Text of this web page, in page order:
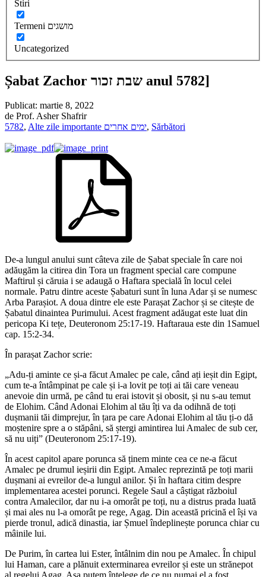
Stiri
Termeni מושגים
Uncategorized
Șabat Zachor שבת זכור anul 5782]
Publicat: martie 8, 2022
de Prof. Asher Shafrir
5782, Alte zile importante ימים אחרים, Sărbători
De-a lungul anului sunt câteva zile de Șabat speciale în care noi
adăugăm la citirea din Tora un fragment special care compune
Maftirul și căruia i se adaugă o Haftara specială în locul celei
normale. Patru dintre aceste Șabaturi sunt în luna Adar și se numesc
Arba Parașiot. A doua dintre ele este Parașat Zachor și se citește de
Șabatul dinaintea Purimului. Acest fragment adăugat este luat din
pericopa Ki tețe, Deuteronom 25:17-19. Haftaraua este din 1Samuel
cap. 15:2-34.
În parașat Zachor scrie:
„Adu-ți aminte ce și-a făcut Amalec pe cale, când ați ieșit din Egipt,
cum te-a întâmpinat pe cale și i-a lovit pe toți ai tăi care veneau
anevoie din urmă, pe când tu erai istovit și obosit, și nu s-au temut
de Elohim. Când Adonai Elohim al tău îți va da odihnă de toți
dușmanii tăi dimprejur, în țara pe care Adonai Elohim al tău ți-o dă
moștenire spre a o stăpâni, să ștergi amintirea lui Amalec de sub cer,
să nu uiți” (Deuteronom 25:17-19).
În acest capitol apare porunca să ținem minte cea ce ne-a făcut
Amalec pe drumul ieșirii din Egipt. Amalec reprezintă pe toți marii
dușmani ai evreilor de-a lungul anilor. Și în haftara citim despre
implementarea acestei porunci. Regele Saul a câștigat războiul
contra Amalecilor, dar nu i-a omorât pe toți, nu a distrus prada luată
și mai ales nu l-a omorât pe rege, Agag. Din această pricină el își va
pierde tronul, adică dinastia, iar Șmuel îndeplinește porunca chiar cu
mâinile lui.
De Purim, în cartea lui Ester, întâlnim din nou pe Amalec. În chipul
lui Haman, care a plănuit exterminarea evreilor și este un strănepot